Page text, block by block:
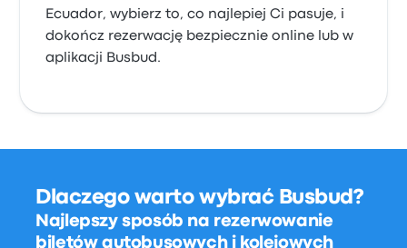
Ecuador, wybierz to, co najlepiej Ci pasuje, i
dokończ rezerwację bezpiecznie online lub w
aplikacji Busbud.
Dlaczego warto wybrać Busbud?
Najlepszy sposób na rezerwowanie
biletów autobusowych i kolejowych